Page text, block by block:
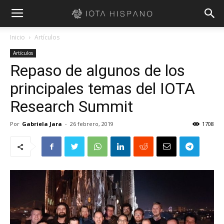
Inicio Artículos
Artículos
Repaso de algunos de los
principales temas del IOTA
Research Summit
Por Gabriela Jara - 26 febrero, 2019 1708